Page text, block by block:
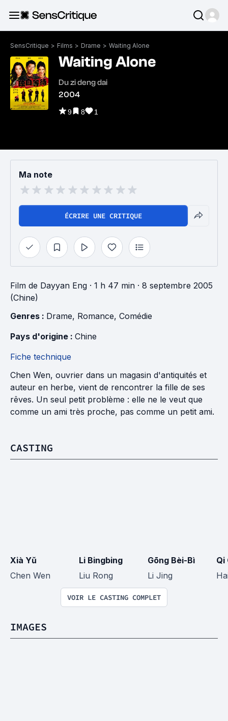
SensCritique > Films > Drame > Waiting Alone
Waiting Alone
Du zi deng dai
2004
9 8 1
Ma note
ÉCRIRE UNE CRITIQUE
Film de Dayyan Eng · 1 h 47 min · 8 septembre 2005
(Chine)
Genres : Drame, Romance, Comédie
Pays d'origine : Chine
Fiche technique
Chen Wen, ouvrier dans un magasin d'antiquités et
auteur en herbe, vient de rencontrer la fille de ses
rêves. Un seul petit problème : elle ne le veut que
comme un ami très proche, pas comme un petit ami.
CASTING
Xià Yǔ
Chen Wen
Li Bingbing
Liu Rong
Gōng Bèi-Bì
Li Jing
Qi
VOIR LE CASTING COMPLET
IMAGES